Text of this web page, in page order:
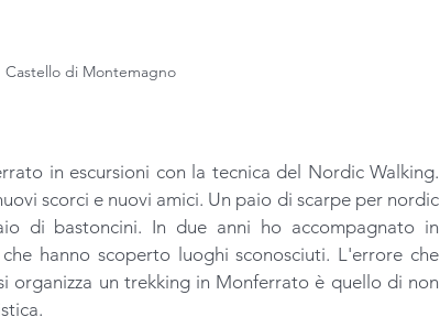
Castello di Montemagno
in escursioni con la tecnica del Nordic Walking.
scorci e nuovi amici. Un paio di scarpe per nordic
di bastoncini. In due anni ho accompagnato in
hanno scoperto luoghi sconosciuti. L'errore che
organizza un trekking in Monferrato è quello di non